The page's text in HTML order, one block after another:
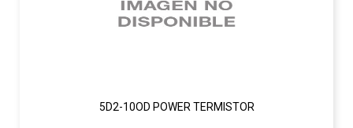
5D2-10OD POWER TERMISTOR